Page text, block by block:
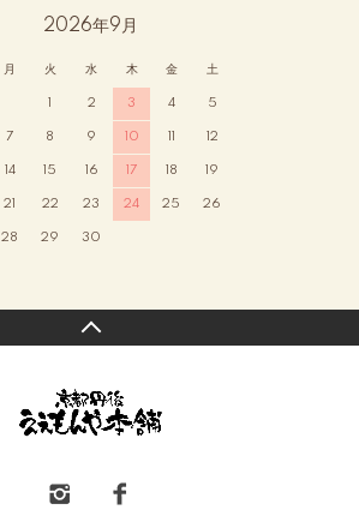
2026年9月
月 火 水 木 金 土
1 2 3 4 5
7 8 9 10 11 12
14 15 16 17 18 19
21 22 23 24 25 26
28 29 30